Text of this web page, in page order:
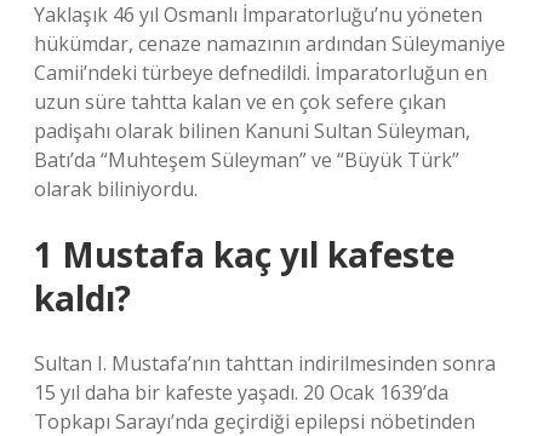
Yaklaşık 46 yıl Osmanlı İmparatorluğu’nu yöneten
hükümdar, cenaze namazının ardından Süleymaniye
Camii’ndeki türbeye defnedildi. İmparatorluğun en
uzun süre tahtta kalan ve en çok sefere çıkan
padişahı olarak bilinen Kanuni Sultan Süleyman,
Batı’da “Muhteşem Süleyman” ve “Büyük Türk”
olarak biliniyordu.
1 Mustafa kaç yıl kafeste
kaldı?
Sultan I. Mustafa’nın tahttan indirilmesinden sonra
15 yıl daha bir kafeste yaşadı. 20 Ocak 1639’da
Topkapı Sarayı’nda geçirdiği epilepsi nöbetinden